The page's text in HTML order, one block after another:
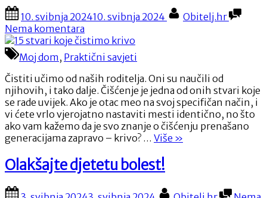
znati?”
Posted
on
10. svibnja 202410. svibnja 2024 By
Obitelj.hr
Nema komentara
15
stvari
koje
čistimo
krivo
Moj dom , Praktični savjeti
Čistiti učimo od naših roditelja. Oni su naučili od
njihovih, i tako dalje. Čišćenje je jedna od onih stvari koje
se rade uvijek. Ako je otac meo na svoj specifičan način, i
vi ćete vrlo vjerojatno nastaviti mesti identično, no što
ako vam kažemo da je svo znanje o čišćenju prenašano
generacijama zapravo – krivo? … Više “15
»
Olakšajte djetetu bolest!
Posted
By